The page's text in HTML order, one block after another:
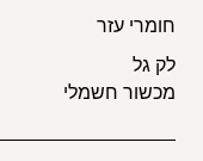
חומרי עזר
לק גל
מכשור חשמלי